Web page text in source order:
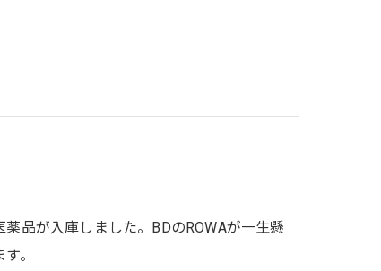
品が入庫しました。BDのROWAが一生懸
。